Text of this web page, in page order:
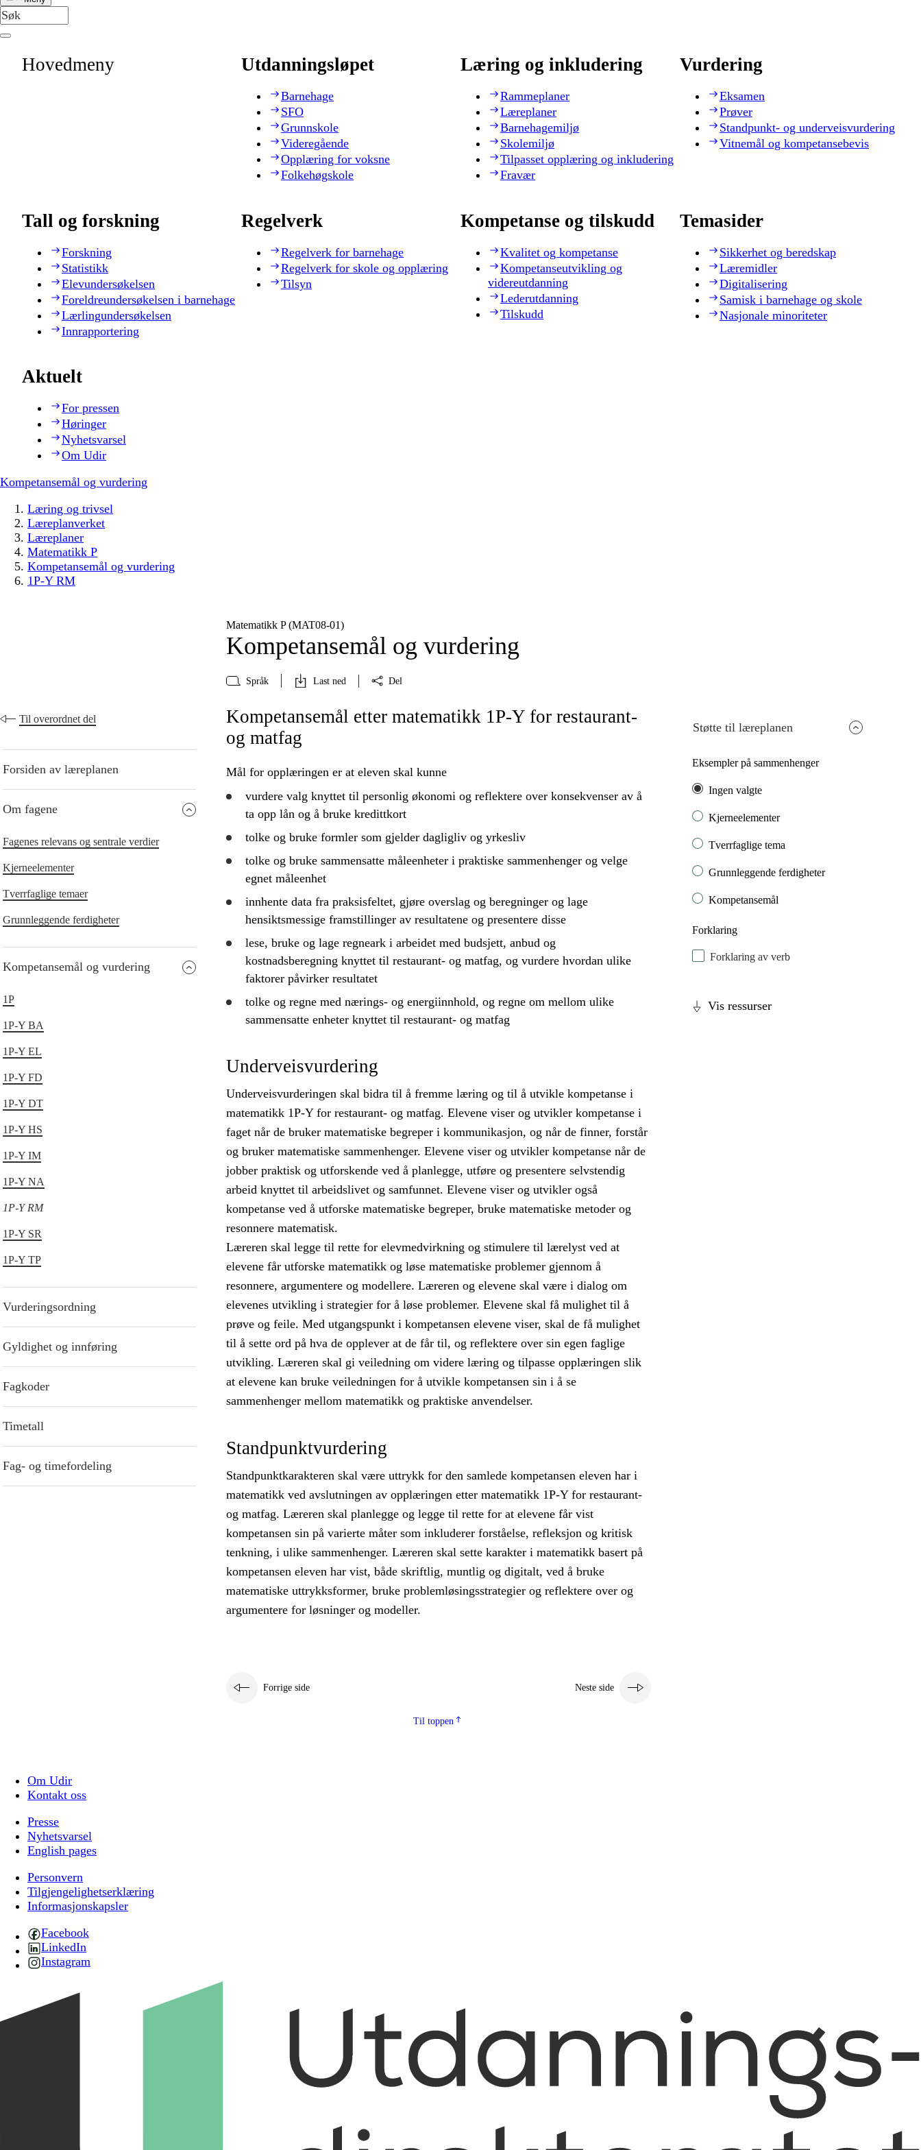
Hovedmeny Utdanningsløpet
Barnehage
SFO
Grunnskole
Videregående
Opplæring for voksne
Folkehøgskole
Læring og inkludering
Rammeplaner
Læreplaner
Barnehagemiljø
Skolemiljø
Tilpasset opplæring og inkludering
Fravær
Vurdering
Eksamen
Prøver
Standpunkt- og underveisvurdering
Vitnemål og kompetansebevis
Tall og forskning
Forskning
Statistikk
Elevundersøkelsen
Foreldreundersøkelsen i barnehage
Lærlingundersøkelsen
Innrapportering
Regelverk
Regelverk for barnehage
Regelverk for skole og opplæring
Tilsyn
Kompetanse og tilskudd
Kvalitet og kompetanse
Kompetanseutvikling og
videreutdanning
Lederutdanning
Tilskudd
Temasider
Sikkerhet og beredskap
Læremidler
Digitalisering
Samisk i barnehage og skole
Nasjonale minoriteter
Aktuelt
For pressen
Høringer
Nyhetsvarsel
Om Udir
Kompetansemål og vurdering
Læring og trivsel
Læreplanverket
Læreplaner
Matematikk P
Kompetansemål og vurdering
1P-Y RM
Matematikk P (MAT08‑01)
Kompetansemål og vurdering
Språk Last ned Del
Til overordnet del
Forsiden av læreplanen
Om fagene
Fagenes relevans og sentrale verdier
Kjerneelementer
Tverrfaglige temaer
Grunnleggende ferdigheter
Kompetansemål og vurdering
1P
1P-Y BA
1P-Y EL
1P-Y FD
1P-Y DT
1P-Y HS
1P-Y IM
1P-Y NA
1P-Y RM
1P-Y SR
1P-Y TP
Vurderingsordning
Gyldighet og innføring
Fagkoder
Timetall
Fag- og timefordeling
Støtte til læreplanen
Eksempler på sammenhenger
Ingen valgte
Kjerneelementer
Tverrfaglige tema
Grunnleggende ferdigheter
Kompetansemål
Forklaring
Forklaring av verb
Vis ressurser
Kompetansemål etter matematikk 1P-Y for restaurant-
og matfag
Mål for opplæringen er at eleven skal kunne
vurderevalg knyttet til personlig økonomi og reflektereover konsekvenser av å
ta opp lån og å brukekredittkort
tolkeog brukeformler som gjelder dagligliv og yrkesliv
tolkeog brukesammensatte måleenheter i praktiske sammenhenger og velge
egnet måleenhet
innhente data fra praksisfeltet, gjøre overslag og beregninger og lage
hensiktsmessige framstillinger av resultatene og presenteredisse
lese, brukeog lage regneark i arbeidet med budsjett, anbud og
kostnadsberegning knyttet til restaurant- og matfag, og vurderehvordan ulike
faktorer påvirker resultatet
tolkeog regne med nærings- og energiinnhold, og regne om mellom ulike
sammensatte enheter knyttet til restaurant- og matfag
Underveisvurdering
Underveisvurderingen skal bidra til å fremme læring og til å utvikle kompetanse i
matematikk 1P-Y for restaurant- og matfag. Elevene viser og utvikler kompetanse i
faget når de bruker matematiske begreper i kommunikasjon, og når de finner, forstår
og bruker matematiske sammenhenger. Elevene viser og utvikler kompetanse når de
jobber praktisk og utforskende ved å planlegge, utføre og presentere selvstendig
arbeid knyttet til arbeidslivet og samfunnet. Elevene viser og utvikler også
kompetanse ved å utforske matematiske begreper, bruke matematiske metoder og
resonnere matematisk.
Læreren skal legge til rette for elevmedvirkning og stimulere til lærelyst ved at
elevene får utforske matematikk og løse matematiske problemer gjennom å
resonnere, argumentere og modellere. Læreren og elevene skal være i dialog om
elevenes utvikling i strategier for å løse problemer. Elevene skal få mulighet til å
prøve og feile. Med utgangspunkt i kompetansen elevene viser, skal de få mulighet
til å sette ord på hva de opplever at de får til, og reflektere over sin egen faglige
utvikling. Læreren skal gi veiledning om videre læring og tilpasse opplæringen slik
at elevene kan bruke veiledningen for å utvikle kompetansen sin i å se
sammenhenger mellom matematikk og praktiske anvendelser.
Standpunktvurdering
Standpunktkarakteren skal være uttrykk for den samlede kompetansen eleven har i
matematikk ved avslutningen av opplæringen etter matematikk 1P-Y for restaurant-
og matfag. Læreren skal planlegge og legge til rette for at elevene får vist
kompetansen sin på varierte måter som inkluderer forståelse, refleksjon og kritisk
tenkning, i ulike sammenhenger. Læreren skal sette karakter i matematikk basert på
kompetansen eleven har vist, både skriftlig, muntlig og digitalt, ved å bruke
matematiske uttrykksformer, bruke problemløsingsstrategier og reflektere over og
argumentere for løsninger og modeller.
Forrige side Neste side
Til toppen
Om Udir
Kontakt oss
Presse
Nyhetsvarsel
English pages
Personvern
Tilgjengelighetserklæring
Informasjonskapsler
Facebook
LinkedIn
Instagram